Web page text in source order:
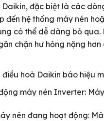
Daikin, đặc biệt là các
đến hệ thống máy nén
có thể dễ dàng bỏ qua.
chặn hư hỏng nặng
điều hoà Daikin báo hiệu
máy nén Inverter:
nén đang hoạt động: